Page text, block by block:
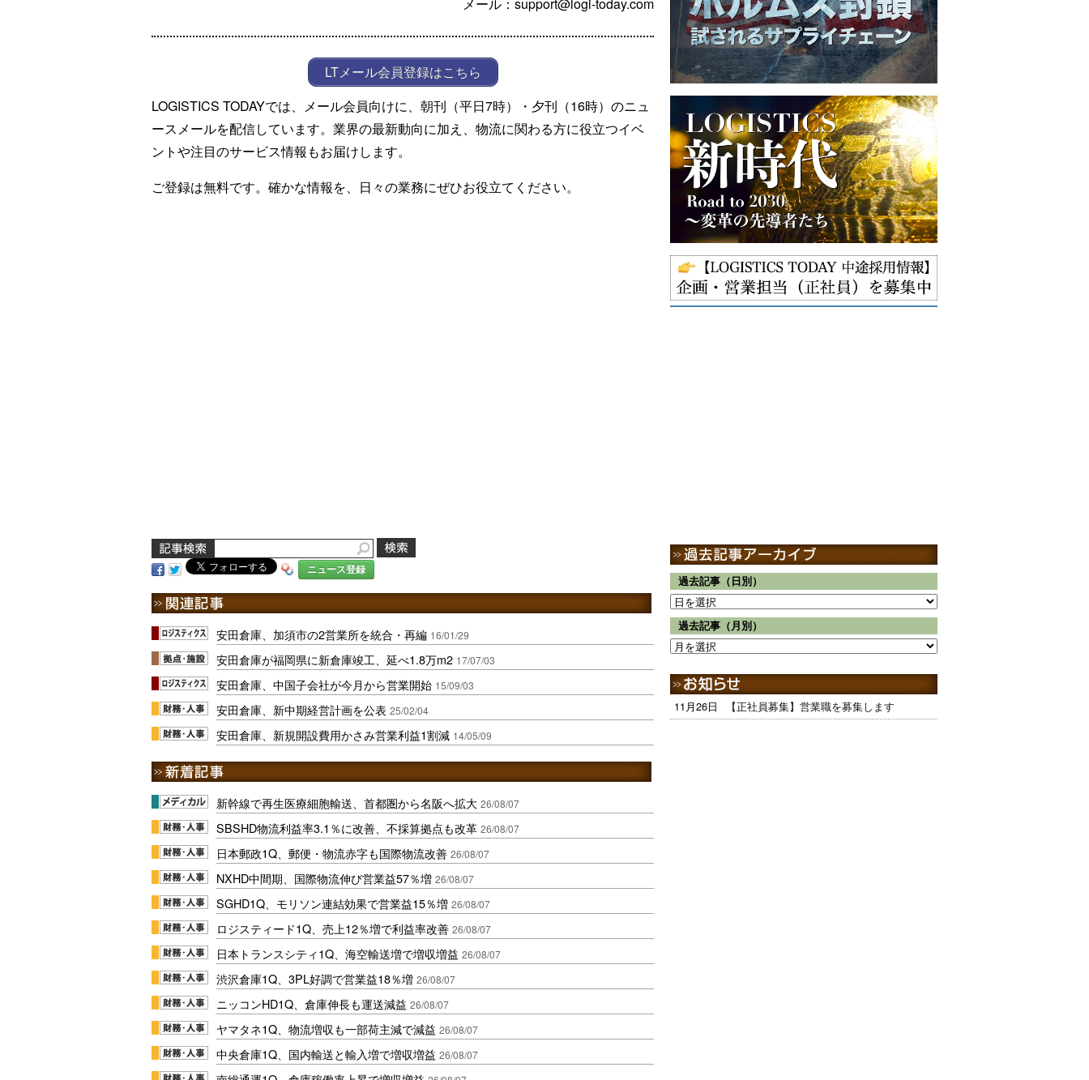
LTメール会員登録はこちら
LOGISTICS TODAYでは、メール会員向けに、朝刊（平日7時）・夕刊（16時）のニュ
ースメールを配信しています。業界の最新動向に加え、物流に関わる方に役立つイベ
ントや注目のサービス情報もお届けします。
ご登録は無料です。確かな情報を、日々の業務にぜひお役立てください。
ニュース登録
安田倉庫、加須市の2営業所を統合・再編 16/01/29
安田倉庫が福岡県に新倉庫竣工、延べ1.8万m2 17/07/03
安田倉庫、中国子会社が今月から営業開始 15/09/03
安田倉庫、新中期経営計画を公表 25/02/04
安田倉庫、新規開設費用かさみ営業利益1割減 14/05/09
新幹線で再生医療細胞輸送、首都圏から名阪へ拡大 26/08/07
SBSHD物流利益率3.1％に改善、不採算拠点も改革 26/08/07
日本郵政1Q、郵便・物流赤字も国際物流改善 26/08/07
NXHD中間期、国際物流伸び営業益57％増 26/08/07
SGHD1Q、モリソン連結効果で営業益15％増 26/08/07
ロジスティード1Q、売上12％増で利益率改善 26/08/07
日本トランスシティ1Q、海空輸送増で増収増益 26/08/07
渋沢倉庫1Q、3PL好調で営業益18％増 26/08/07
ニッコンHD1Q、倉庫伸長も運送減益 26/08/07
ヤマタネ1Q、物流増収も一部荷主減で減益 26/08/07
中央倉庫1Q、国内輸送と輸入増で増収増益 26/08/07
過去記事（日別）
過去記事（月別）
11月26日 【正社員募集】営業職を募集します